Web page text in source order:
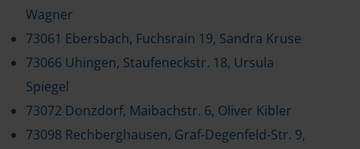
Wagner
73061 Ebersbach, Fuchsrain 19, Sandra Kruse
73066 Uhingen, Staufeneckstr. 18, Ursula
Spiegel
73072 Donzdorf, Maibachstr. 6, Oliver Kibler
73098 Rechberghausen, Graf-Degenfeld-Str. 9,